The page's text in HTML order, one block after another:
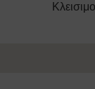
Κλεισιμο